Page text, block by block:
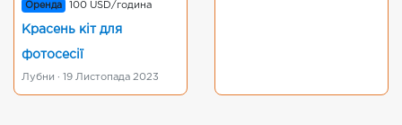
Оренда 100 USD/година
Красень кіт для
фотосесії
Лубни · 19 Листопада 2023